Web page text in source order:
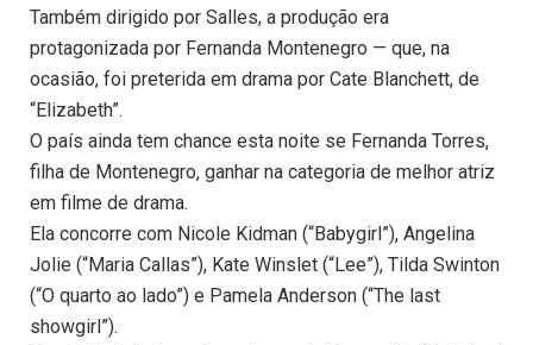
Também dirigido por Salles, a produção era
protagonizada por Fernanda Montenegro — que, na
ocasião, foi preterida em drama por Cate Blanchett, de
“Elizabeth”.
O país ainda tem chance esta noite se Fernanda Torres,
filha de Montenegro, ganhar na categoria de melhor atriz
em filme de drama.
Ela concorre com Nicole Kidman (“Babygirl”), Angelina
Jolie (“Maria Callas”), Kate Winslet (“Lee”), Tilda Swinton
(“O quarto ao lado”) e Pamela Anderson (“The last
showgirl”).